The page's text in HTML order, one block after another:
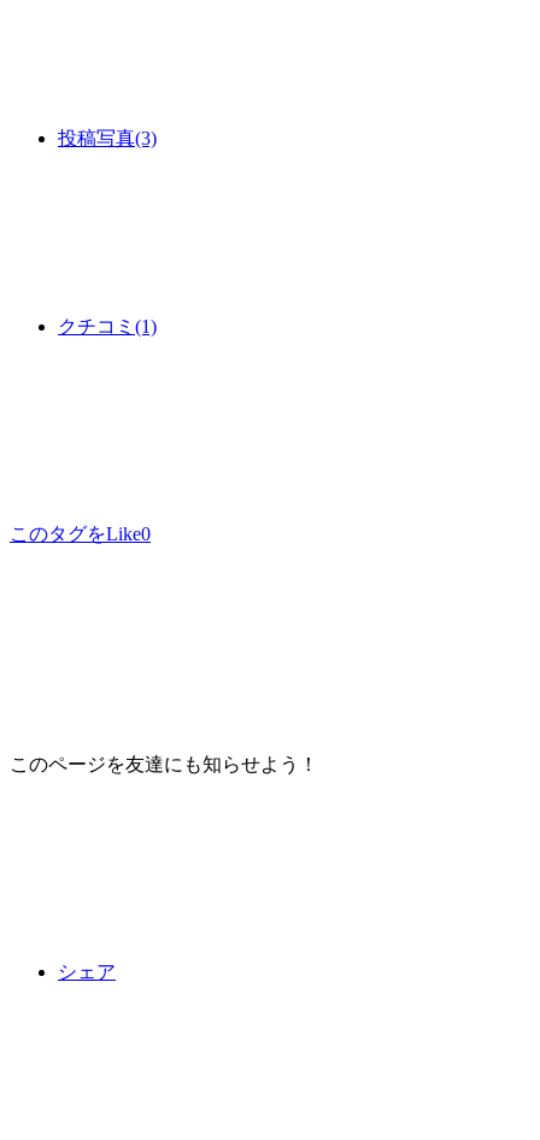
投稿写真(3)
クチコミ (1)
このタグをLike0
このページを友達にも知らせよう！
シェア